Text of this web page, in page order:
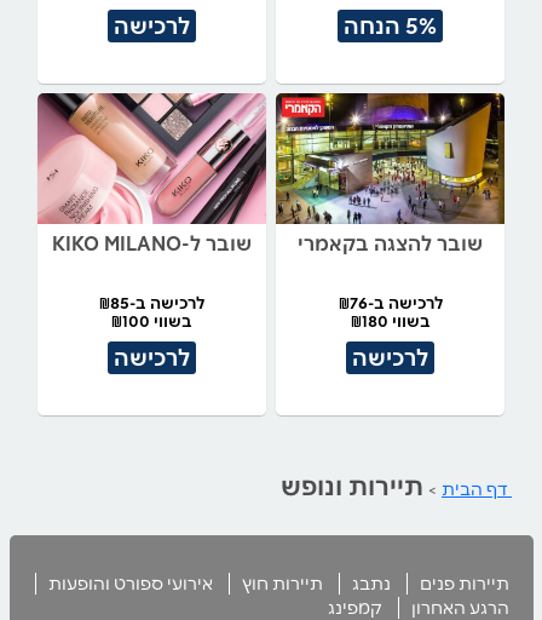
5% הנחה לרכישה
שובר להצגה בקאמרי
לרכישה ב-₪76
בשווי ₪180
לרכישה
שובר ל-KIKO MILANO
לרכישה ב-₪85
בשווי ₪100
לרכישה
דף הבית > תיירות ונופש
תיירות פנים נתבג תיירות חוץ
אירועי ספורט והופעות
הרגע האחרון
קמפינג